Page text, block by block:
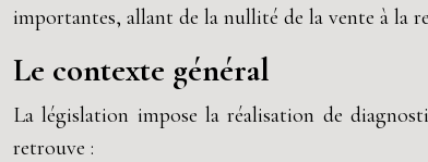
importantes, allant de la nullité de la vente à la
Le contexte général
La législation impose la réalisation de
retrouve :